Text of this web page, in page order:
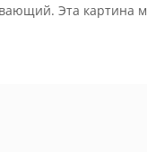
Эта картина